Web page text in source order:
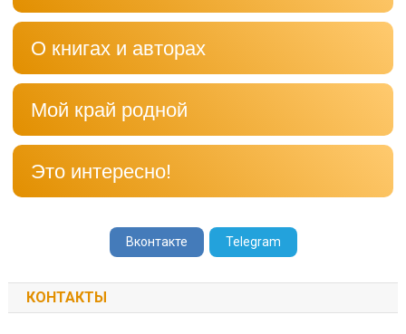
О книгах и авторах
Мой край родной
Это интересно!
Вконтакте Telegram
КОНТАКТЫ